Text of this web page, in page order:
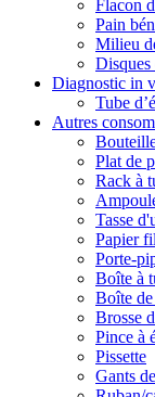
Flacon
Pain
Milieu
Disques
Diagnostic in
Tube
Autres
Plat de
Rack à
Tasse
Papier
Porte-
Boîte à
Boîte
Brosse
Pince à
Pissette
Gants